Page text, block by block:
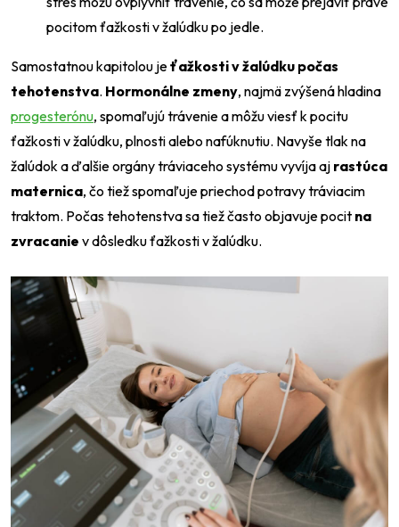
pocitom ťažkosti v žalúdku po jedle.
Samostatnou kapitolou jeťažkosti v žalúdku počas
tehotenstva. Hormonálne zmeny, najmä zvýšená hladina
progesterónu, spomaľujú trávenie a môžu viesť k pocitu
ťažkosti v žalúdku, plnosti alebo nafúknutiu. Navyše tlak na
žalúdok a ďalšie orgány tráviaceho systému vyvíja aj rastúca
maternica, čo tiež spomaľuje priechod potravy tráviacim
traktom. Počas tehotenstva sa tiež často objavuje pocit na
zvracanie v dôsledku ťažkosti v žalúdku.